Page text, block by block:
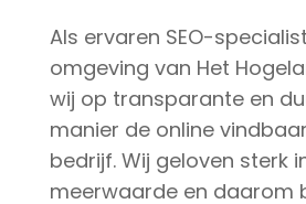
Als ervaren SEO-
omgeving van Het
wij op transparante en
manier de online
bedrijf. Wij geloven sterk
meerwaarde en daarom